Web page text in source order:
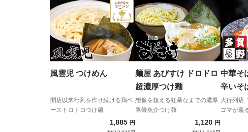
風雲児 つけめん
開店以来行列を作り続ける鶏ベ
ーストロトロつけ麺
1,885 円
麺屋 あびすけ ドロドロ
超濃厚つけ麺
想像を超える狂暴なまでの濃厚
豚骨魚介つけ麺
1,120 円
中華そ
辛いそ
大行列店
ゴマが薫